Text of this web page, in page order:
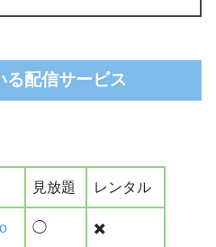
る配信サービス
見放題 レンタル
◯ ✖️